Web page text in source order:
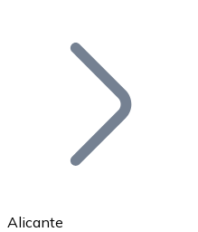
Bitcoin
Alicante